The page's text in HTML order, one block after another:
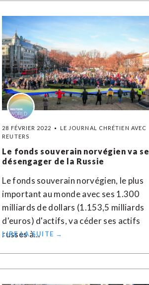
28 FÉVRIER 2022
LE JOURNAL CHRÉTIEN AVEC
REUTERS
Le fonds souverain norvégien va se
désengager de la Russie
Le fonds souverain norvégien, le plus
important au monde avec ses 1.300
milliards de dollars (1.153,5 milliards
d'euros) d'actifs, va céder ses actifs
russes à…
LIRE LA SUITE →